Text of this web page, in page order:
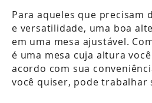
Para aqueles que precisam
e versatilidade, uma boa
em uma mesa ajustável.
é uma mesa cuja altura
acordo com sua
você quiser, pode trabalhar